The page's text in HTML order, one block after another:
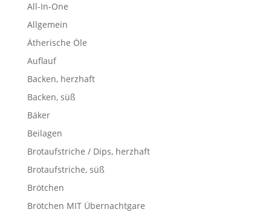
All-In-One
Allgemein
Ätherische Öle
Auflauf
Backen, herzhaft
Backen, süß
Bäker
Beilagen
Brotaufstriche / Dips, herzhaft
Brotaufstriche, süß
Brötchen
Brötchen MIT Übernachtgare